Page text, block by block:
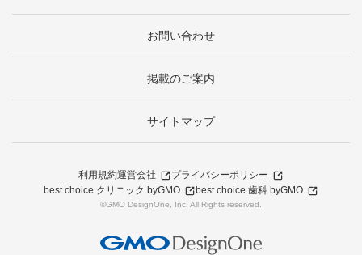
お問い合わせ
掲載のご案内
サイトマップ
利用規約運営会社
プライバシーポリシー
best choice クリニック byGMO
best choice 歯科 byGMO
©GMO DesignOne, Inc. All Rights reserved.